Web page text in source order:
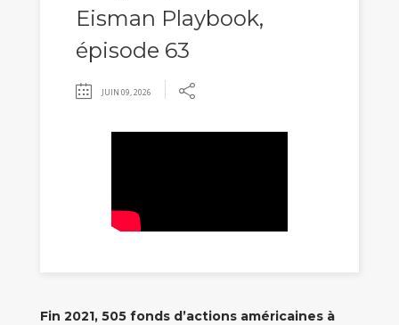
Eisman Playbook,
épisode 63
JUIN 09, 2026
Fin 2021, 505 fonds d’actions américaines à